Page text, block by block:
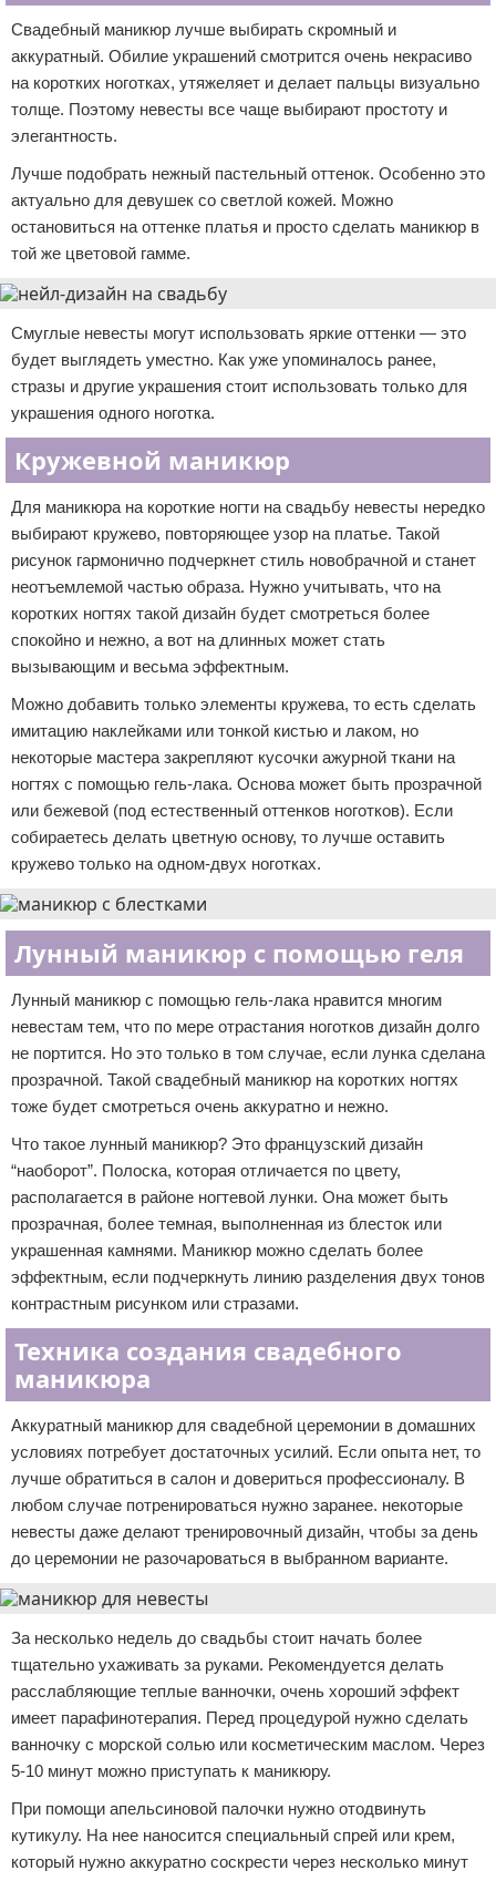
Свадебный маникюр лучше выбирать скромный и
аккуратный. Обилие украшений смотрится очень некрасиво
на коротких ноготках, утяжеляет и делает пальцы визуально
толще. Поэтому невесты все чаще выбирают простоту и
элегантность.
Лучше подобрать нежный пастельный оттенок. Особенно это
актуально для девушек со светлой кожей. Можно
остановиться на оттенке платья и просто сделать маникюр в
той же цветовой гамме.
Смуглые невесты могут использовать яркие оттенки — это
будет выглядеть уместно. Как уже упоминалось ранее,
стразы и другие украшения стоит использовать только для
украшения одного ноготка.
Кружевной маникюр
Для маникюра на короткие ногти на свадьбу невесты нередко
выбирают кружево, повторяющее узор на платье. Такой
рисунок гармонично подчеркнет стиль новобрачной и станет
неотъемлемой частью образа. Нужно учитывать, что на
коротких ногтях такой дизайн будет смотреться более
спокойно и нежно, а вот на длинных может стать
вызывающим и весьма эффектным.
Можно добавить только элементы кружева, то есть сделать
имитацию наклейками или тонкой кистью и лаком, но
некоторые мастера закрепляют кусочки ажурной ткани на
ногтях с помощью гель-лака. Основа может быть прозрачной
или бежевой (под естественный оттенков ноготков). Если
собираетесь делать цветную основу, то лучше оставить
кружево только на одном-двух ноготках.
Лунный маникюр с помощью геля
Лунный маникюр с помощью гель-лака нравится многим
невестам тем, что по мере отрастания ноготков дизайн долго
не портится. Но это только в том случае, если лунка сделана
прозрачной. Такой свадебный маникюр на коротких ногтях
тоже будет смотреться очень аккуратно и нежно.
Что такое лунный маникюр? Это французский дизайн
“наоборот”. Полоска, которая отличается по цвету,
располагается в районе ногтевой лунки. Она может быть
прозрачная, более темная, выполненная из блесток или
украшенная камнями. Маникюр можно сделать более
эффектным, если подчеркнуть линию разделения двух тонов
контрастным рисунком или стразами.
Техника создания свадебного
маникюра
Аккуратный маникюр для свадебной церемонии в домашних
условиях потребует достаточных усилий. Если опыта нет, то
лучше обратиться в салон и довериться профессионалу. В
любом случае потренироваться нужно заранее. некоторые
невесты даже делают тренировочный дизайн, чтобы за день
до церемонии не разочароваться в выбранном варианте.
За несколько недель до свадьбы стоит начать более
тщательно ухаживать за руками. Рекомендуется делать
расслабляющие теплые ванночки, очень хороший эффект
имеет парафинотерапия. Перед процедурой нужно сделать
ванночку с морской солью или косметическим маслом. Через
5-10 минут можно приступать к маникюру.
При помощи апельсиновой палочки нужно отодвинуть
кутикулу. На нее наносится специальный спрей или крем,
который нужно аккуратно соскрести через несколько минут